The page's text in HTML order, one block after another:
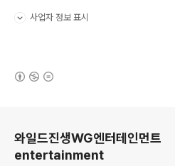
사업자 정보 표시
와일드진생WG엔터테인먼트
entertainment